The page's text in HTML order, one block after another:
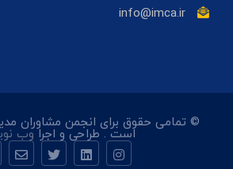
info@imca.ir
© تمامی حقوق برای انجمن مشاوران
است . طراحی و اجرا وب